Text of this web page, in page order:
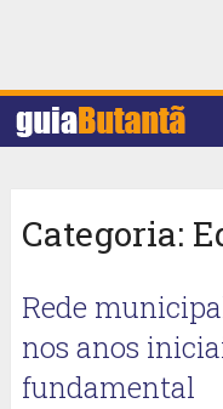
Categoria:
Rede
nos anos
fundamental